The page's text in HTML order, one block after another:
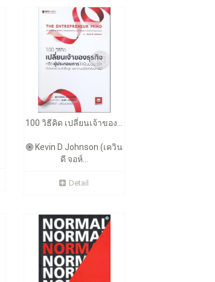
100 วิธีคิด เปลี่ยนเจ้าของ...
Kevin D Johnson (เควิน
ดี จอห์...
Detail